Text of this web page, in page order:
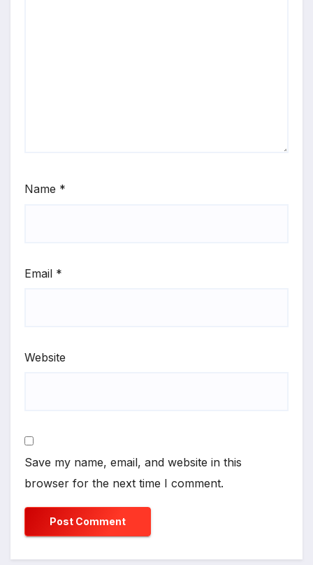
Name *
Email *
Website
Save my name, email, and website in this
browser for the next time I comment.